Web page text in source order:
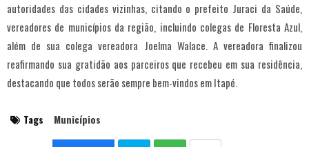
autoridades das cidades vizinhas, citando o prefeito Juraci da Saúde,
vereadores de municípios da região, incluindo colegas de Floresta Azul,
além de sua colega vereadora Joelma Walace. A vereadora finalizou
reafirmando sua gratidão aos parceiros que recebeu em sua residência,
destacando que todos serão sempre bem-vindos em Itapé.
Tags Municípios